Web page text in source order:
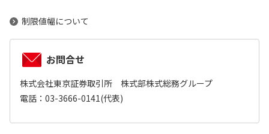
制限値幅について
お問合せ
株式会社東京証券取引所 株式部株式総務グループ
電話：03-3666-0141(代表)